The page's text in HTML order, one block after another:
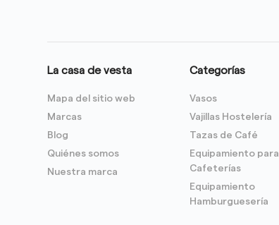
La casa de vesta
Mapa del sitio web
Marcas
Blog
Quiénes somos
Nuestra marca
Categorías
Vasos
Vajillas Hostelería
Tazas de Café
Equipamiento para
Cafeterías
Equipamiento
Hamburguesería